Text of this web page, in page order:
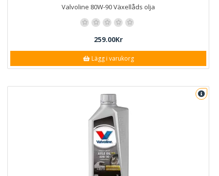
Valvoline 80W-90 Växellåds olja
259.00Kr
Lägg i varukorg